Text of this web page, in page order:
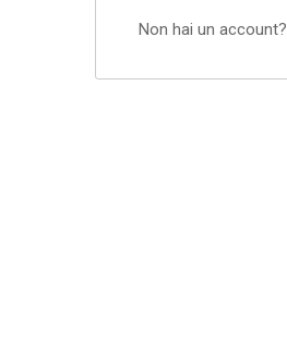
Non hai un account?